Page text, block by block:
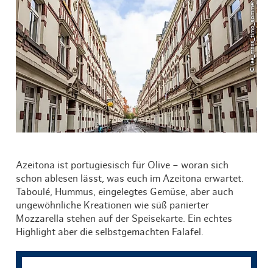
© lee_maas_timo_sommer
Azeitona ist portugiesisch für Olive – woran sich
schon ablesen lässt, was euch im Azeitona erwartet.
Taboulé, Hummus, eingelegtes Gemüse, aber auch
ungewöhnliche Kreationen wie süß panierter
Mozzarella stehen auf der Speisekarte. Ein echtes
Highlight aber die selbstgemachten Falafel.